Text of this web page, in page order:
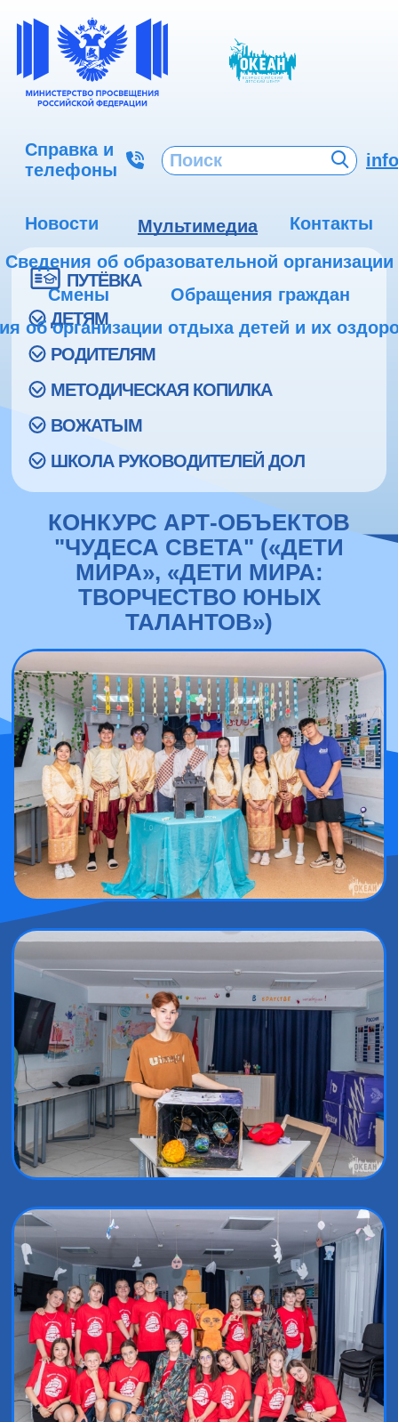
Справка и
телефоны
Новости Мультимедиа
Контакты
Сведения об образовательной организации
Смены
Обращения граждан
об организации отдыха детей и их
ПУТЁВКА
ДЕТЯМ
РОДИТЕЛЯМ
МЕТОДИЧЕСКАЯ КОПИЛКА
ВОЖАТЫМ
ШКОЛА РУКОВОДИТЕЛЕЙ ДОЛ
КОНКУРС АРТ-ОБЪЕКТОВ
"ЧУДЕСА СВЕТА" («ДЕТИ
МИРА», «ДЕТИ МИРА:
ТВОРЧЕСТВО ЮНЫХ
ТАЛАНТОВ»)